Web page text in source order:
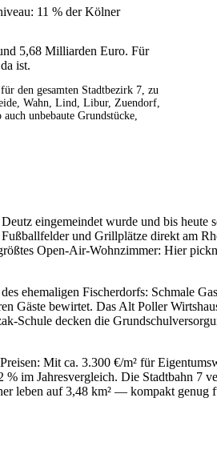
11 % der Kölner
5,68 Milliarden Euro. Für
ist.
den gesamten Stadtbezirk 7, zu
Wahn, Lind, Libur, Zuendorf,
unbebaute Grundstücke,
eingemeindet wurde und bis heute
und Grillplätze direkt am
Open-Air-Wohnzimmer: Hier
ehemaligen Fischerdorfs: Schmale
Gäste bewirtet. Das Alt Poller
Schule decken die
Mit ca. 3.300 €/m² für
im Jahresvergleich. Die Stadtbahn 7
leben auf 3,48 km² — kompakt